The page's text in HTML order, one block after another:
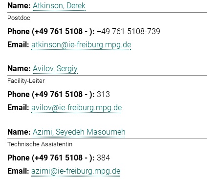
Atkinson, Derek
Postdoc
+49 761 5108-739
atkinson@ie-freiburg.mpg.de
Avilov, Sergiy
Facility-Leiter
313
avilov@ie-freiburg.mpg.de
Azimi, Seyedeh Masoumeh
Technische Assistentin
384
azimi@ie-freiburg.mpg.de